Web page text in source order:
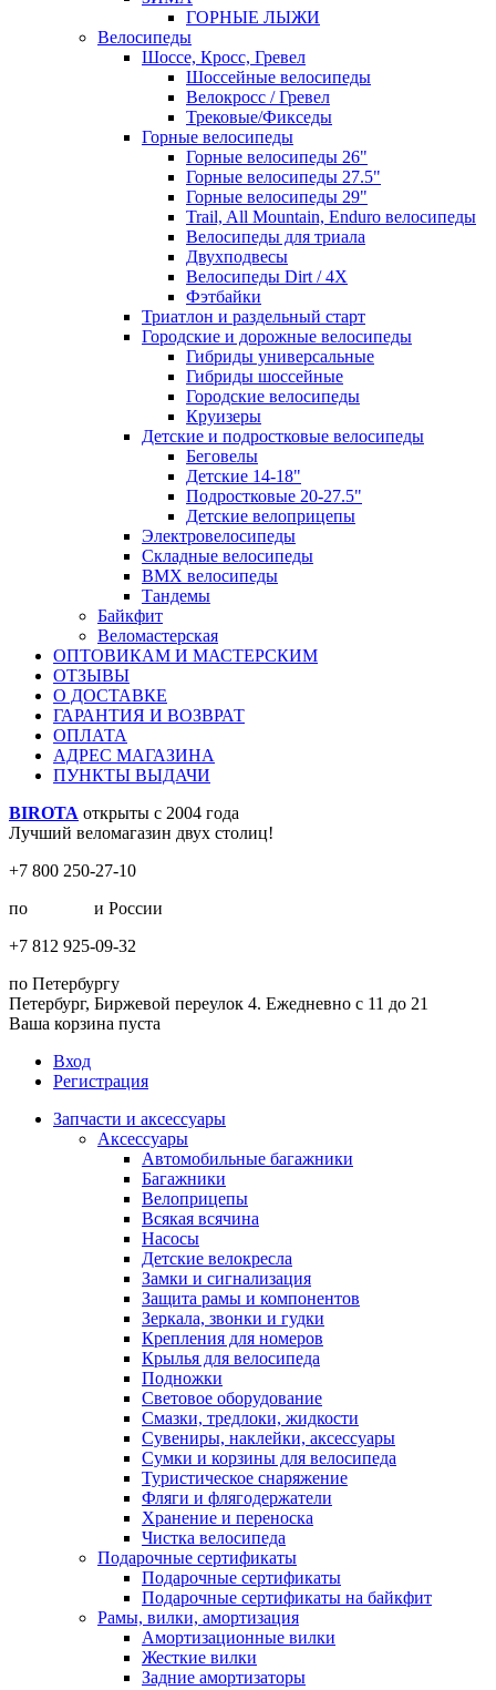
ГОРНЫЕ ЛЫЖИ
Велосипеды
Шоссе, Кросс, Гревел
Шоссейные велосипеды
Велокросс / Гревел
Трековые/Фикседы
Горные велосипеды
Горные велосипеды 26"
Горные велосипеды 27.5"
Горные велосипеды 29"
Trail, All Mountain, Enduro велосипеды
Велосипеды для триала
Двухподвесы
Велосипеды Dirt / 4X
Фэтбайки
Триатлон и раздельный старт
Городские и дорожные велосипеды
Гибриды универсальные
Гибриды шоссейные
Городские велосипеды
Круизеры
Детские и подростковые велосипеды
Беговелы
Детские 14-18"
Подростковые 20-27.5"
Детские велоприцепы
Электровелосипеды
Складные велосипеды
BMX велосипеды
Тандемы
Байкфит
Веломастерская
ОПТОВИКАМ И МАСТЕРСКИМ
ОТЗЫВЫ
О ДОСТАВКЕ
ГАРАНТИЯ И ВОЗВРАТ
ОПЛАТА
АДРЕС МАГАЗИНА
ПУНКТЫ ВЫДАЧИ
BIROTA открыты с 2004 года
Лучший веломагазин двух столиц!
+7 800 250-27-10
по
и России
+7 812 925-09-32
по Петербургу
Петербург, Биржевой переулок 4. Ежедневно с 11 до 21
Ваша корзина пуста
Вход
Регистрация
Запчасти и аксессуары
Аксессуары
Автомобильные багажники
Багажники
Велоприцепы
Всякая всячина
Насосы
Детские велокресла
Замки и сигнализация
Защита рамы и компонентов
Зеркала, звонки и гудки
Крепления для номеров
Крылья для велосипеда
Подножки
Световое оборудование
Смазки, тредлоки, жидкости
Сувениры, наклейки, аксессуары
Сумки и корзины для велосипеда
Туристическое снаряжение
Фляги и флягодержатели
Хранение и переноска
Чистка велосипеда
Подарочные сертификаты
Подарочные сертификаты
Подарочные сертификаты на байкфит
Рамы, вилки, амортизация
Амортизационные вилки
Жесткие вилки
Задние амортизаторы